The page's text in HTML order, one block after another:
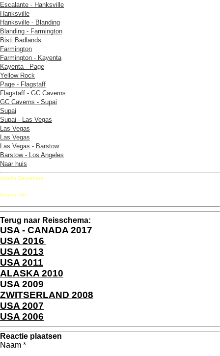
Escalante - Hanksville
Hanksville
Hanksville - Blanding
Blanding - Farmington
Bisti Badlands
Farmington
Farmington - Kayenta
Kayenta - Page
Yellow Rock
Page - Flagstaff
Flagstaff - GC Caverns
GC Caverns - Supai
Supai
Supai - Las Vegas
Las Vegas
Las Vegas
Las Vegas - Barstow
Barstow - Los Angeles
Naar huis
Unieke Bezoekers
Pagina Hits
Terug naar Reisschema:
USA - CANADA 2017
USA 2016
USA 2013
USA 2011
ALASKA 2010
USA 2009
ZWITSERLAND 2008
USA 2007
USA 2006
Reactie plaatsen
Naam *